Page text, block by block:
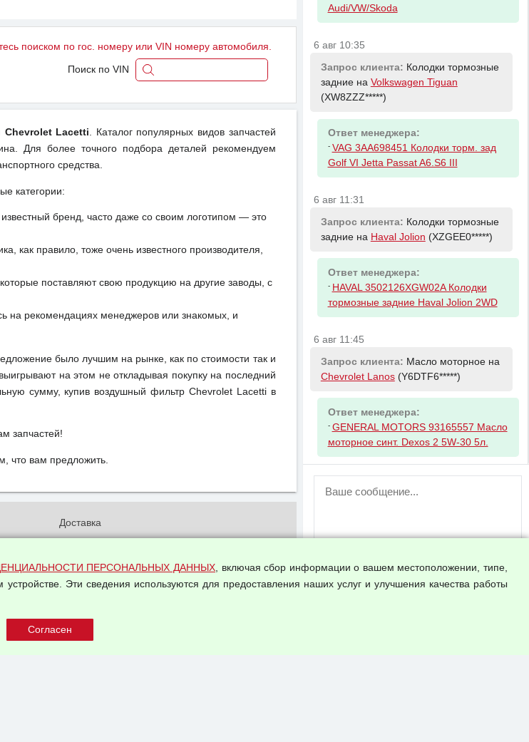
поиском по гос. номеру или VIN номеру автомобиля.
Поиск по VIN
Lacetti . Каталог популярных видов запчастей
Для более точного подбора деталей рекомендуем
средства.
категории:
бренд, часто даже со своим логотипом — это
как правило, тоже очень известного производителя,
поставляют свою продукцию на другие заводы, с
на рекомендациях менеджеров или знакомых, и
было лучшим на рынке, как по стоимости так и
на этом не откладывая покупку на последний
сумму, купив воздушный фильтр Chevrolet Lacetti в
запчастей!
что вам предложить.
Доставка
Оплата и возвраты
Арендодателям
ПЕРСОНАЛЬНЫХ ДАННЫХ, включая сбор информации о вашем местоположении, типе,
Эти сведения используются для предоставления наших услуг и улучшения качества работы
Audi/VW/Skoda
6 авг 10:35
Запрос клиента: Колодки тормозные
задние на Volkswagen Tiguan
(XW8ZZZ*****)
Ответ менеджера:
- VAG 3AA698451 Колодки торм. зад
Golf VI Jetta Passat A6.S6 III
6 авг 11:31
Запрос клиента: Колодки тормозные
задние на Haval Jolion (XZGEE0*****)
Ответ менеджера:
- HAVAL 3502126XGW02A Колодки
тормозные задние Haval Jolion 2WD
6 авг 11:45
Запрос клиента: Масло моторное на
Chevrolet Lanos(Y6DTF6*****)
Ответ менеджера:
- GENERAL MOTORS 93165557 Масло
моторное синт. Dexos 2 5W-30 5л.
ВНИМАНИЕ!
пользователей временно отключена!
аккаунт.